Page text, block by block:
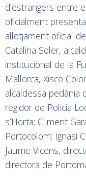
d'estrangers entre
oficialment
allotjament oficial
Catalina Soler,
institucional de la
Mallorca, Xisco
alcaldessa pedània
regidor de Policia
s’Horta; Climent
Portocolom; Ignasi
Jaume Vicens,
directora de